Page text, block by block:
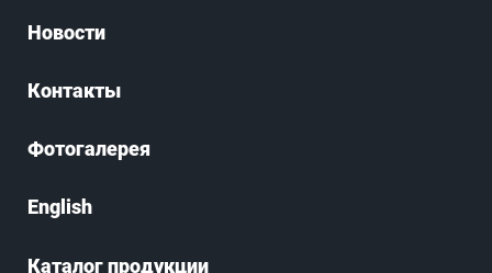
Новости
Контакты
Фотогалерея
English
Каталог продукции